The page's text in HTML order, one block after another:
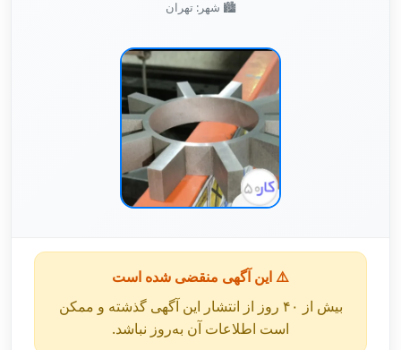
🏙️ شهر: تهران
⚠️ این آگهی منقضی شده است
بیش از ۴۰ روز از انتشار این آگهی گذشته و ممکن
است اطلاعات آن به‌روز نباشد.